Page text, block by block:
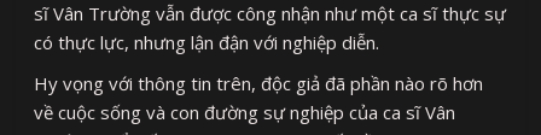
sĩ Vân Trường vẫn được công nhận như một ca sĩ thực sự
có thực lực, nhưng lận đận với nghiệp diễn.
Hy vọng với thông tin trên, độc giả đã phần nào rõ hơn
về cuộc sống và con đường sự nghiệp của ca sĩ Vân